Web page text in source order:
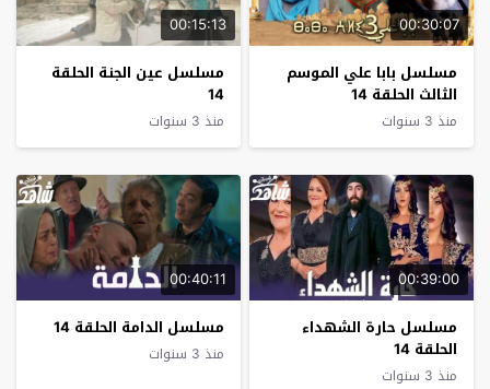
00:30:07
مسلسل بابا علي الموسم
الثالث الحلقة 14
منذ 3 سنوات
00:15:13
مسلسل عين الجنة الحلقة
14
منذ 3 سنوات
00:39:00
مسلسل حارة الشهداء
الحلقة 14
منذ 3 سنوات
00:40:11
مسلسل الدامة الحلقة 14
منذ 3 سنوات